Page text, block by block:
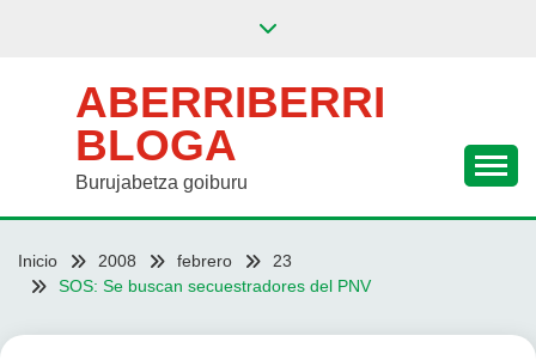
ABERRIBERRI
BLOGA
Burujabetza goiburu
Inicio 2008 febrero
23
SOS: Se buscan secuestradores del PNV